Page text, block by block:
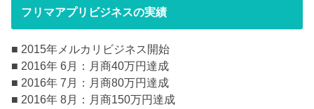
フリマアプリビジネスの実績
■ 2015年メルカリビジネス開始
■ 2016年 6月：月商40万円達成
■ 2016年 7月：月商80万円達成
■ 2016年 8月：月商150万円達成